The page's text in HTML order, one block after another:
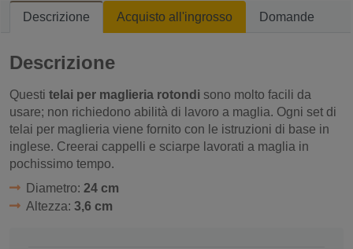
Descrizione Acquisto all'ingrosso Domande
Descrizione
Questi telai per maglieria rotondi sono molto facili da
usare; non richiedono abilità di lavoro a maglia. Ogni set di
telai per maglieria viene fornito con le istruzioni di base in
inglese. Creerai cappelli e sciarpe lavorati a maglia in
pochissimo tempo.
Diametro: 24 cm
Altezza: 3,6 cm